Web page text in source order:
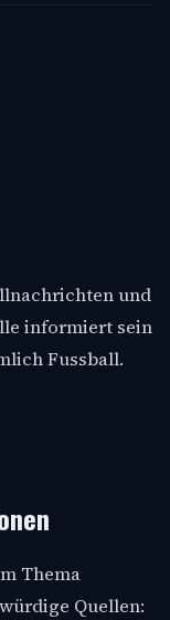
und
informiert sein
Fussball.
Thema
Quellen: